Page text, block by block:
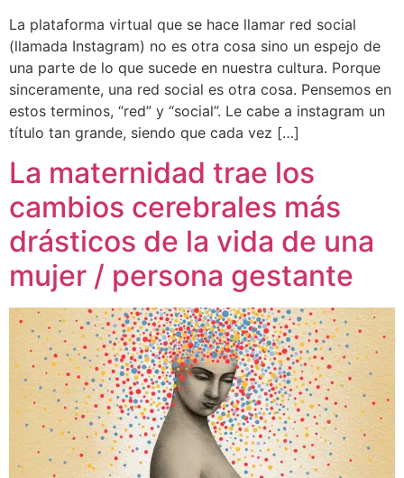
La plataforma virtual que se hace llamar red social
(llamada Instagram) no es otra cosa sino un espejo de
una parte de lo que sucede en nuestra cultura. Porque
sinceramente, una red social es otra cosa. Pensemos en
estos terminos, “red” y “social”. Le cabe a instagram un
título tan grande, siendo que cada vez […]
La maternidad trae los
cambios cerebrales más
drásticos de la vida de una
mujer / persona gestante